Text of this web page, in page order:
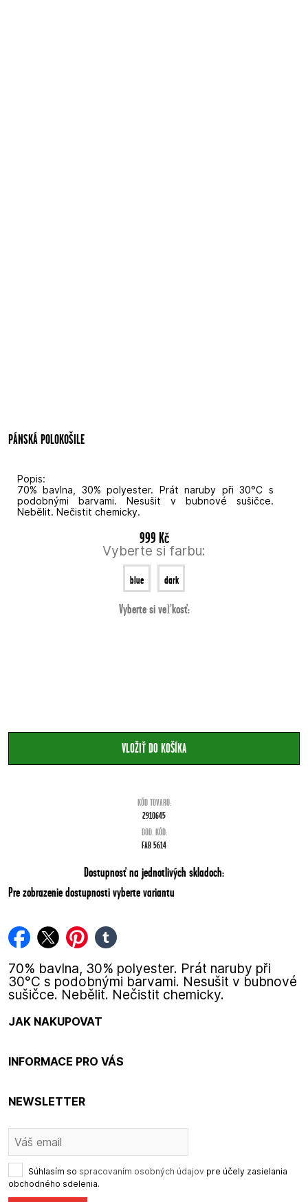
PÁNSKÁ POLOKOŠILE
Popis:
70% bavlna, 30% polyester. Prát naruby při 30°C s
podobnými barvami. Nesušit v bubnové sušičce.
Nebělit. Nečistit chemicky.
999 Kč
Vyberte si farbu:
blue dark
blue
Vyberte si veľkosť:
KÓD TOVARU:
2910645
DOD. KÓD:
FAB 5614
Dostupnosť na jednotlivých skladoch:
Pre zobrazenie dostupnosti vyberte variantu
facebook
twitterpinterest
tumblr
70% bavlna, 30% polyester. Prát naruby při
30°C s podobnými barvami. Nesušit v bubnové
sušičce. Nebělit. Nečistit chemicky.
JAK NAKUPOVAT
INFORMACE PRO VÁS
NEWSLETTER
Súhlasím so spracovaním osobných údajov pre účely zasielania
obchodného sdelenia.